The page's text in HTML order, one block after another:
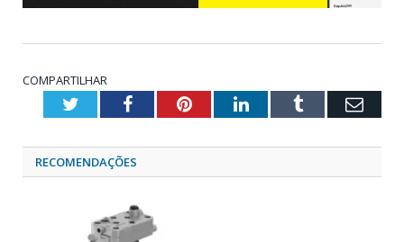
COMPARTILHAR
TwitterFacebookPinterestLinkedInTumblr
RECOMENDAÇÕES